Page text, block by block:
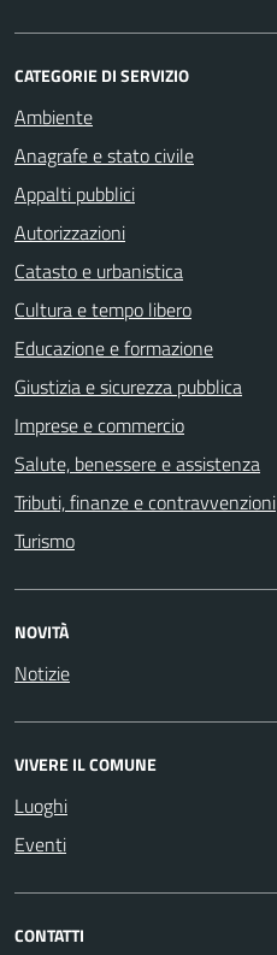
CATEGORIE DI SERVIZIO
Ambiente
Anagrafe e stato civile
Appalti pubblici
Autorizzazioni
Catasto e urbanistica
Cultura e tempo libero
Educazione e formazione
Giustizia e sicurezza pubblica
Imprese e commercio
Salute, benessere e assistenza
Tributi, finanze e contravvenzioni
Turismo
NOVITÀ
Notizie
VIVERE IL COMUNE
Luoghi
Eventi
CONTATTI